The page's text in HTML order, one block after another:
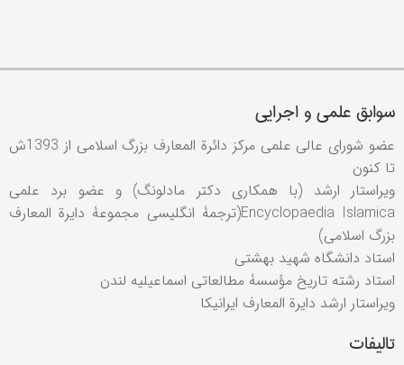
سوابق علمی و اجرایی
عضو شورای عالی علمی مرکز دائرة المعارف بزرگ اسلامی از 1393ش
تا کنون
ویراستار ارشد (با همکاری دکتر مادلونگ) و عضو برد علمی
Encyclopaedia Islamica(ترجمۀ انگليسی مجموعۀ دايرة المعارف
بزرگ اسلامی)
استاد دانشگاه شهيد بهشتی
استاد رشته تاريخ مؤسسۀ مطالعاتی اسماعيليه لندن
ويراستار ارشد دايرة المعارف ايرانيکا
تالیفات